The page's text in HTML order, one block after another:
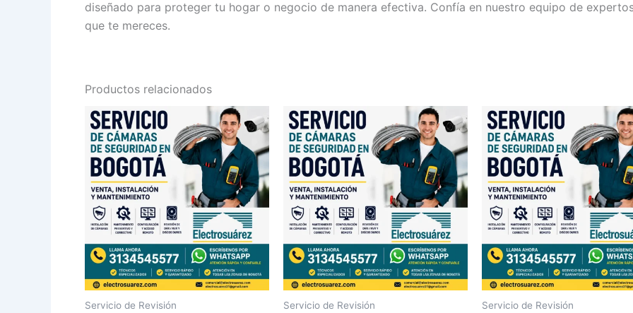
diseñado para proteger tu hogar o negocio de manera efectiva. Confía en nuestro equipo de
que te mereces.
Productos relacionados
Servicio de Revisión Servicio de Revisión Servicio de Revisión